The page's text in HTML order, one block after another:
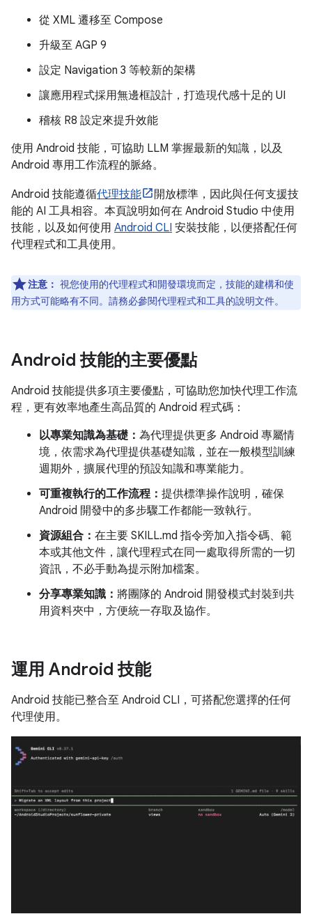
從 XML 遷移至 Compose
升級至 AGP 9
設定 Navigation 3 等較新的架構
讓應用程式採用無邊框設計，打造現代感十足的 UI
稽核 R8 設定來提升效能
使用 Android 技能，可協助 LLM 掌握最新的知識，以及
Android 專用工作流程的脈絡。
Android 技能遵循代理技能
開放標準，因此與任何支援技
能的 AI 工具相容。本頁說明如何在 Android Studio 中使用
技能，以及如何使用 Android CLI 安裝技能，以便搭配任何
代理程式和工具使用。
注意： 視您使用的代理程式和開發環境而定，技能的建構和使
用方式可能略有不同。請務必參閱代理程式和工具的說明文件。
Android 技能的主要優點
Android 技能提供多項主要優點，可協助您加快代理工作流
程，更有效率地產生高品質的 Android 程式碼：
以專業知識為基礎： 為代理提供更多 Android 專屬情
境，依需求為代理提供基礎知識，並在一般模型訓練
週期外，擴展代理的預設知識和專業能力。
可重複執行的工作流程： 提供標準操作說明，確保
Android 開發中的多步驟工作都能一致執行。
資源組合： 在主要 SKILL.md 指令旁加入指令碼、範
本或其他文件，讓代理程式在同一處取得所需的一切
資訊，不必手動為提示附加檔案。
分享專業知識： 將團隊的 Android 開發模式封裝到共
用資料夾中，方便統一存取及協作。
運用 Android 技能
Android 技能已整合至 Android CLI，可搭配您選擇的任何
代理使用。